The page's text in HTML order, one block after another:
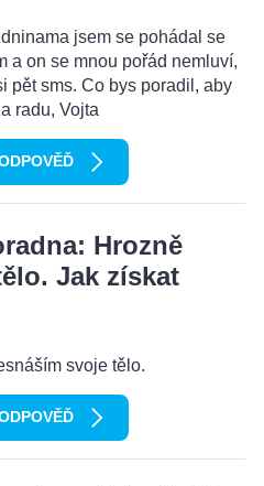
jsem se pohádal se
a on se mnou pořád nemluví,
pět sms. Co bys poradil, aby
radu, Vojta
Hrozně
Jak získat
svoje tělo.